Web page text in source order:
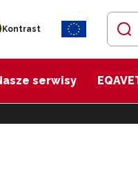
Kontrast
serwisy